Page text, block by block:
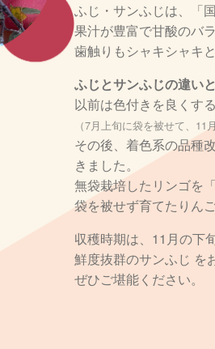
ふじ・サンふじは、「
果汁が豊富で甘酸のバ
歯触りもシャキシャキ
ふじとサンふじの違い
以前は色付きを良くす
（7月上旬に袋を被せて、11
その後、着色系の品種
きました。
無袋栽培したリンゴを
袋を被せず育てたりん
収穫時期は、11月の下
鮮度抜群のサンふじ を
ぜひご堪能ください。